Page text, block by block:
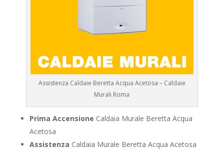
Assistenza Caldaie Beretta Acqua Acetosa – Caldaie
Murali Roma
Prima Accensione Caldaia Murale Beretta Acqua
Acetosa
Assistenza Caldaia Murale Beretta Acqua Acetosa